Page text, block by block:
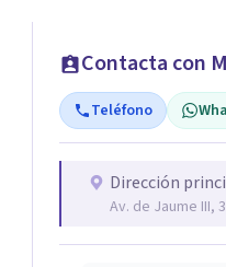
Contacta con
Teléfono
Dirección
Av. de Jaume III,